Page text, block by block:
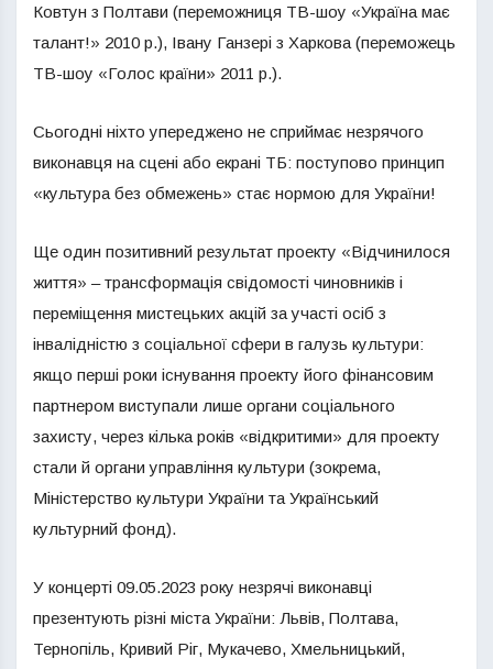
Ковтун з Полтави (переможниця ТВ-шоу «Україна має
талант!» 2010 р.), Івану Ганзері з Харкова (переможець
ТВ-шоу «Голос країни» 2011 р.).
Сьогодні ніхто упереджено не сприймає незрячого
виконавця на сцені або екрані ТБ: поступово принцип
«культура без обмежень» стає нормою для України!
Ще один позитивний результат проекту «Відчинилося
життя» – трансформація свідомості чиновників і
переміщення мистецьких акцій за участі осіб з
інвалідністю з соціальної сфери в галузь культури:
якщо перші роки існування проекту його фінансовим
партнером виступали лише органи соціального
захисту, через кілька років «відкритими» для проекту
стали й органи управління культури (зокрема,
Міністерство культури України та Український
культурний фонд).
У концерті 09.05.2023 року незрячі виконавці
презентують різні міста України: Львів, Полтава,
Тернопіль, Кривий Ріг, Мукачево, Хмельницький,